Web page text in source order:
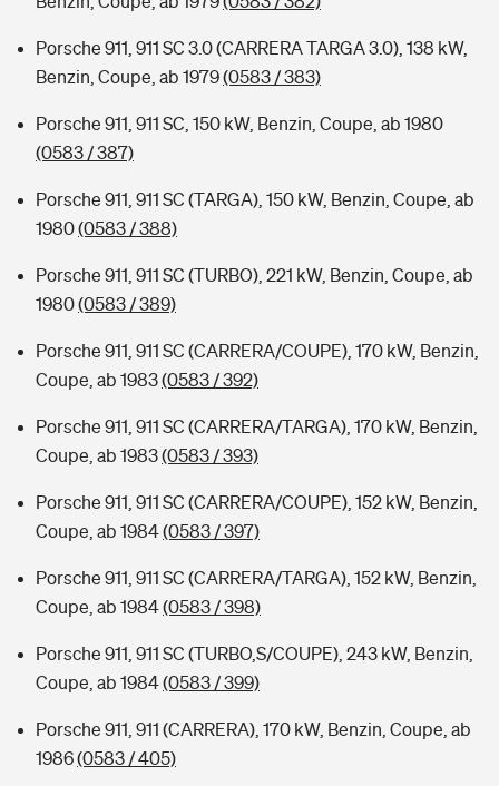
Porsche 911, 911 SC 3.0 (CARRERA TARGA 3.0), 138 kW,
Benzin, Coupe, ab 1979(0583 / 383)
Porsche 911, 911 SC, 150 kW, Benzin, Coupe, ab 1980
(0583 / 387)
Porsche 911, 911 SC (TARGA), 150 kW, Benzin, Coupe, ab
1980(0583 / 388)
Porsche 911, 911 SC (TURBO), 221 kW, Benzin, Coupe, ab
1980(0583 / 389)
Porsche 911, 911 SC (CARRERA/COUPE), 170 kW, Benzin,
Coupe, ab 1983(0583 / 392)
Porsche 911, 911 SC (CARRERA/TARGA), 170 kW, Benzin,
Coupe, ab 1983(0583 / 393)
Porsche 911, 911 SC (CARRERA/COUPE), 152 kW, Benzin,
Coupe, ab 1984(0583 / 397)
Porsche 911, 911 SC (CARRERA/TARGA), 152 kW, Benzin,
Coupe, ab 1984(0583 / 398)
Porsche 911, 911 SC (TURBO,S/COUPE), 243 kW, Benzin,
Coupe, ab 1984(0583 / 399)
Porsche 911, 911 (CARRERA), 170 kW, Benzin, Coupe, ab
1986(0583 / 405)